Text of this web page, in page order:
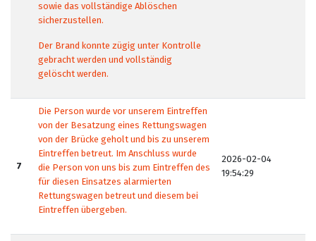
sowie das vollständige Ablöschen
sicherzustellen.
Der Brand konnte zügig unter Kontrolle
gebracht werden und vollständig
gelöscht werden.
7
Die Person wurde vor unserem Eintreffen
von der Besatzung eines Rettungswagen
von der Brücke geholt und bis zu unserem
Eintreffen betreut. Im Anschluss wurde
die Person von uns bis zum Eintreffen des
für diesen Einsatzes alarmierten
Rettungswagen betreut und diesem bei
Eintreffen übergeben.
2026-02-04
19:54:29